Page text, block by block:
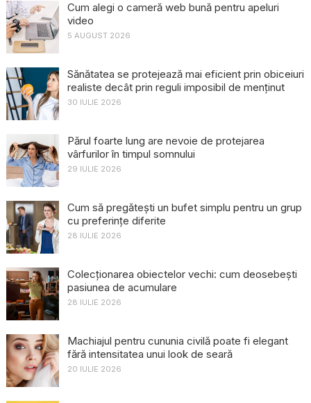
Cum alegi o cameră web bună pentru apeluri
video
5 AUGUST 2026
Sănătatea se protejează mai eficient prin obiceiuri
realiste decât prin reguli imposibil de menținut
30 IULIE 2026
Părul foarte lung are nevoie de protejarea
vârfurilor în timpul somnului
29 IULIE 2026
Cum să pregătești un bufet simplu pentru un grup
cu preferințe diferite
28 IULIE 2026
Colecționarea obiectelor vechi: cum deosebești
pasiunea de acumulare
28 IULIE 2026
Machiajul pentru cununia civilă poate fi elegant
fără intensitatea unui look de seară
20 IULIE 2026